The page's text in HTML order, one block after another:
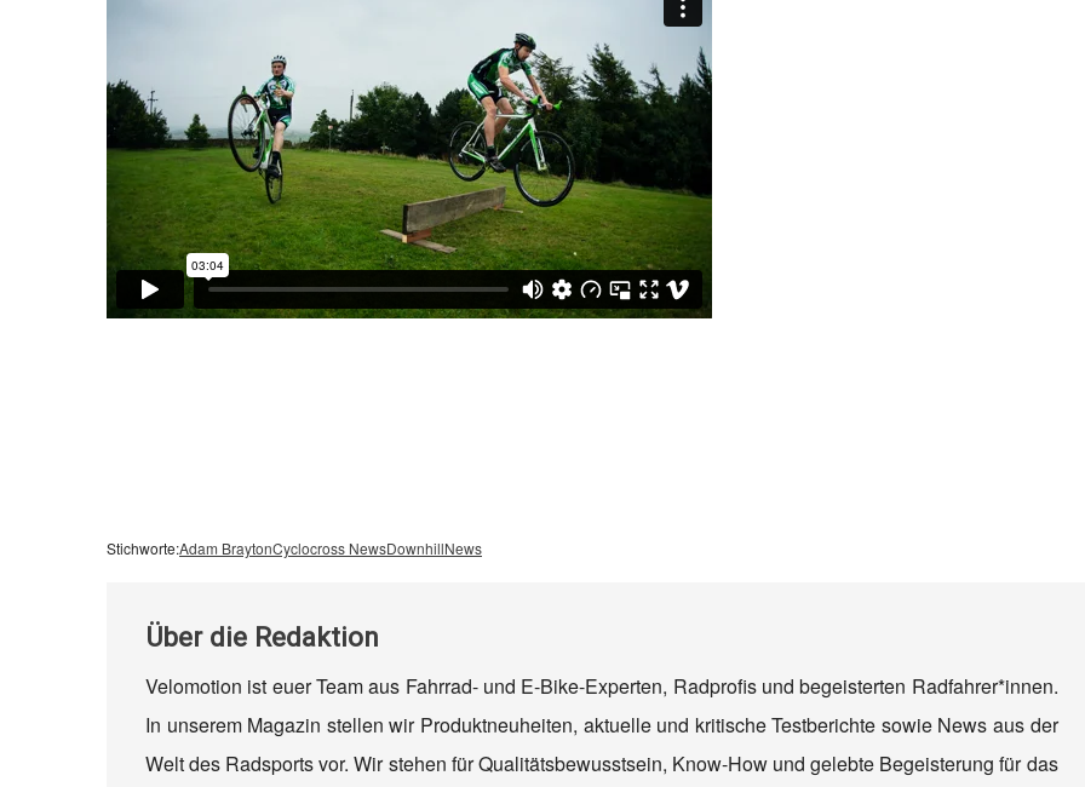
Stichworte:Adam BraytonCyclocross NewsDownhillNews
Über die Redaktion
Velomotion ist euer Team aus Fahrrad- und E-Bike-Experten, Radprofis und begeisterten Radfahrer*innen.
In unserem Magazin stellen wir Produktneuheiten, aktuelle und kritische Testberichte sowie News aus der
Welt des Radsports vor. Wir stehen für Qualitätsbewusstsein, Know-How und gelebte Begeisterung für das